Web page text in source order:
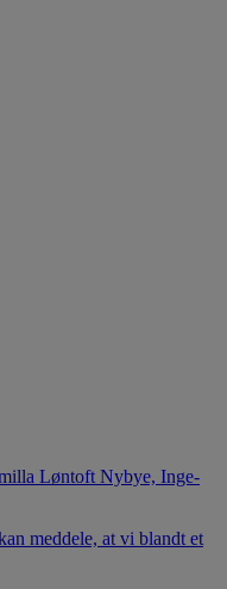
Løntoft Nybye, Inge-
meddele, at vi blandt et